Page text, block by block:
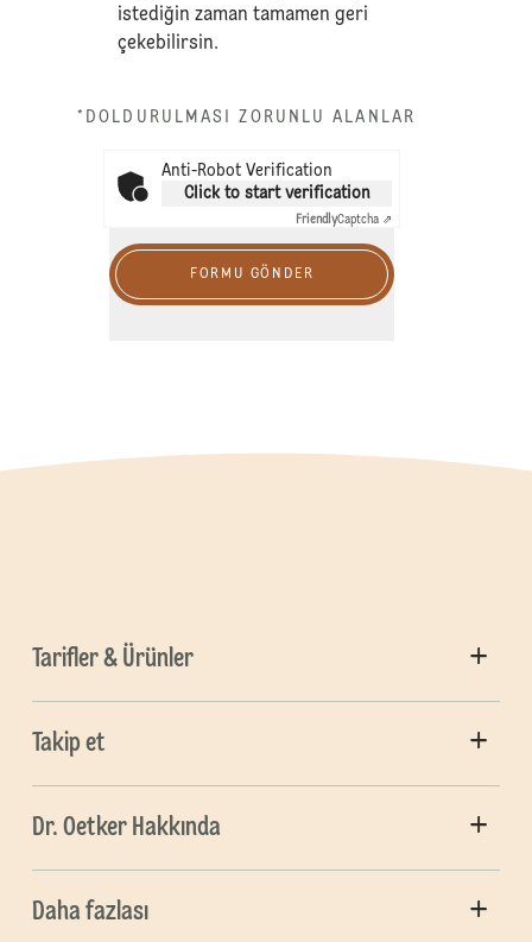
istediğin zaman tamamen geri
çekebilirsin.
*DOLDURULMASI ZORUNLU ALANLAR
Anti-Robot Verification
Click to start verification
FriendlyCaptcha ⇗
FORMU GÖNDER
Tarifler & Ürünler
Takip et
Dr. Oetker Hakkında
Daha fazlası